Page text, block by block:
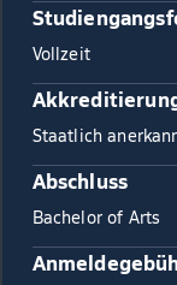
Vollzeit
Staatlich
Abschluss
Bachelor of Arts